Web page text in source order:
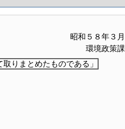
昭和５８年３月
環境政策課
りまとめたものである」